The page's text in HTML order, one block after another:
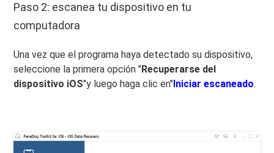
Paso 2: escanea tu dispositivo en tu
computadora
Una vez que el programa haya detectado su dispositivo,
seleccione la primera opción "Recuperarse del
dispositivo iOS"y luego haga clic en" Iniciar escaneado.